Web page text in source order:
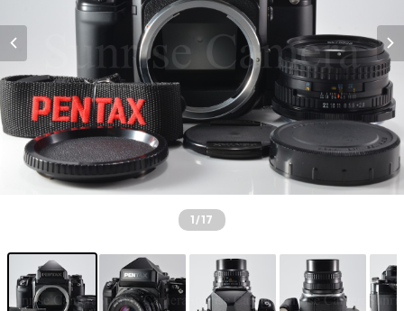
1/17